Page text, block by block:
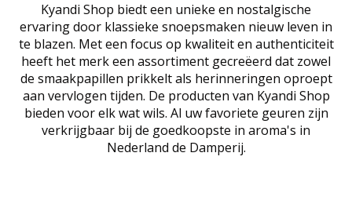
Kyandi Shop biedt een unieke en nostalgische
ervaring door klassieke snoepsmaken nieuw leven in
te blazen. Met een focus op kwaliteit en authenticiteit
heeft het merk een assortiment gecreëerd dat zowel
de smaakpapillen prikkelt als herinneringen oproept
aan vervlogen tijden. De producten van Kyandi Shop
bieden voor elk wat wils. Al uw favoriete geuren zijn
verkrijgbaar bij de goedkoopste in aroma's in
Nederland de Damperij.